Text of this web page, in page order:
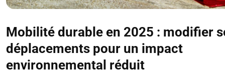
Mobilité durable en 2025 : modifier
déplacements pour un impact
environnemental réduit